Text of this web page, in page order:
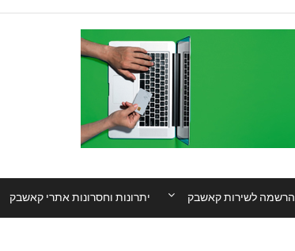
יתרונות וחסרונות אתרי קאשבק הרשמה לשירות קאשבק